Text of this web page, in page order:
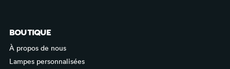
BOUTIQUE
À propos de nous
Lampes personnalisées